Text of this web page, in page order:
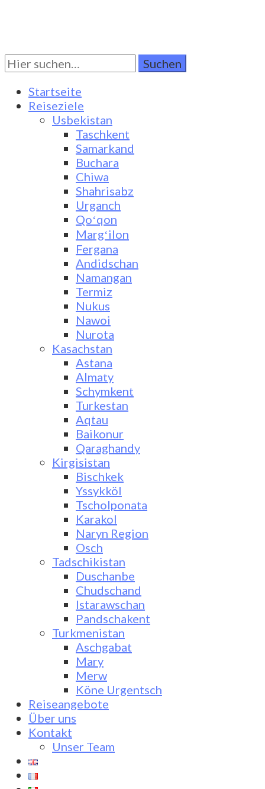
Turkestan Travel
Discover Central Asia
Suchen
Sie
nach:Startseite
Reiseziele
Usbekistan
Taschkent
Samarkand
Buchara
Chiwa
Shahrisabz
Urganch
Qoʻqon
Margʻilon
Fergana
Andidschan
Namangan
Termiz
Nukus
Nawoi
Nurota
Kasachstan
Astana
Almaty
Schymkent
Turkestan
Aqtau
Baikonur
Qaraghandy
Kirgisistan
Bischkek
Yssykköl
Tscholponata
Karakol
Naryn Region
Osch
Tadschikistan
Duschanbe
Chudschand
Istarawschan
Pandschakent
Turkmenistan
Aschgabat
Mary
Merw
Köne Urgentsch
Reiseangebote
Über uns
Kontakt
Unser Team